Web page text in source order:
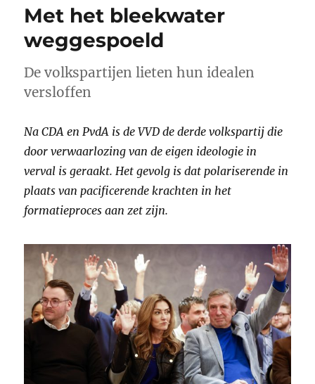
Met het bleekwater
weggespoeld
De volkspartijen lieten hun idealen
versloffen
Na CDA en PvdA is de VVD de derde volkspartij die
door verwaarlozing van de eigen ideologie in
verval is geraakt. Het gevolg is dat polariserende in
plaats van pacificerende krachten in het
formatieproces aan zet zijn.